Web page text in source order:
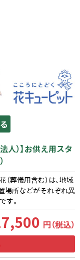
人）】お供え用スタ
葬儀用含む）は、地域
置場所などがそれぞれ異
す。
円（税込）